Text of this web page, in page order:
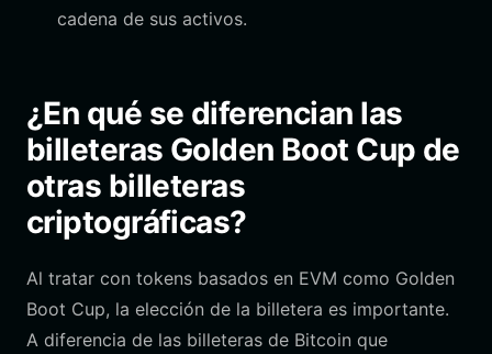
cadena de sus activos.
¿En qué se diferencian las
billeteras Golden Boot Cup de
otras billeteras
criptográficas?
Al tratar con tokens basados en EVM como Golden
Boot Cup, la elección de la billetera es importante.
A diferencia de las billeteras de Bitcoin que